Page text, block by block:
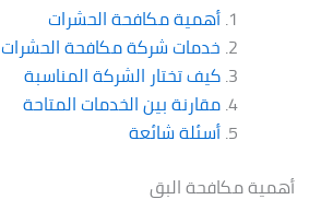
أهمية مكافحة الحشرات
خدمات شركة مكافحة الحشرات
كيف تختار الشركة المناسبة
مقارنة بين الخدمات المتاحة
أسئلة شائعة
أهمية مكافحة البق